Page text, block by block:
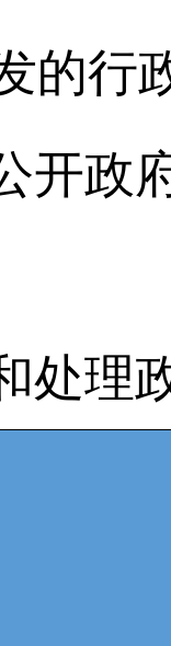
的行
开政
处理